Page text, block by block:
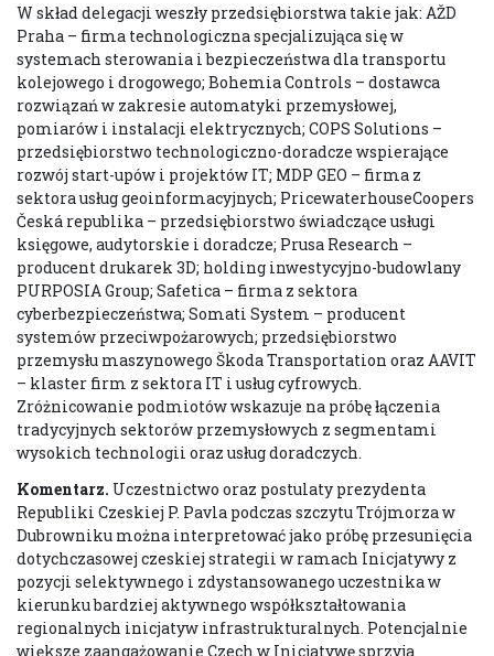
W skład delegacji weszły przedsiębiorstwa takie jak: AŽD
Praha – firma technologiczna specjalizująca się w
systemach sterowania i bezpieczeństwa dla transportu
kolejowego i drogowego; Bohemia Controls – dostawca
rozwiązań w zakresie automatyki przemysłowej,
pomiarów i instalacji elektrycznych; COPS Solutions –
przedsiębiorstwo technologiczno-doradcze wspierające
rozwój start-upów i projektów IT; MDP GEO – firma z
sektora usług geoinformacyjnych; PricewaterhouseCoopers
Česká republika – przedsiębiorstwo świadczące usługi
księgowe, audytorskie i doradcze; Prusa Research –
producent drukarek 3D; holding inwestycyjno-budowlany
PURPOSIA Group; Safetica – firma z sektora
cyberbezpieczeństwa; Somati System – producent
systemów przeciwpożarowych; przedsiębiorstwo
przemysłu maszynowego Škoda Transportation oraz AAVIT
– klaster firm z sektora IT i usług cyfrowych.
Zróżnicowanie podmiotów wskazuje na próbę łączenia
tradycyjnych sektorów przemysłowych z segmentami
wysokich technologii oraz usług doradczych.
Komentarz. Uczestnictwo oraz postulaty prezydenta
Republiki Czeskiej P. Pavla podczas szczytu Trójmorza w
Dubrowniku można interpretować jako próbę przesunięcia
dotychczasowej czeskiej strategii w ramach Inicjatywy z
pozycji selektywnego i zdystansowanego uczestnika w
kierunku bardziej aktywnego współkształtowania
regionalnych inicjatyw infrastrukturalnych. Potencjalnie
większe zaangażowanie Czech w Inicjatywę sprzyja